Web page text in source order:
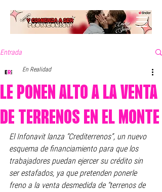
Entrada
LE PONEN ALTO A LA VENTA
DE TERRENOS EN EL MONTE
En Realidad
El Infonavit lanza “Crediterrenos”, un nuevo
esquema de financiamiento para que los
trabajadores puedan ejercer su crédito sin
ser estafados, ya que pretenden ponerle
freno a la venta desmedida de “terrenos de